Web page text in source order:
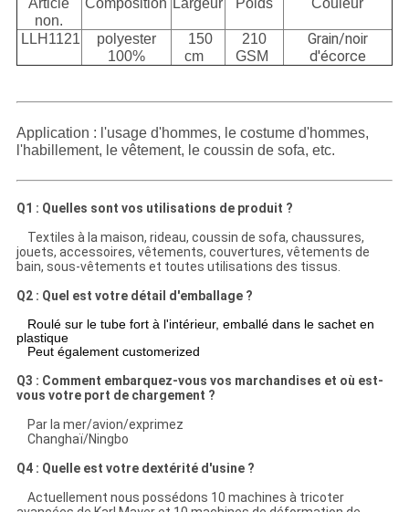
Article
non.
Composition Largeur Poids Couleur
LLH1121
polyester
100%
150
cm
210
GSM
Grain/noir
d'écorce
Application : l'usage d'hommes, le costume d'hommes,
l'habillement, le vêtement, le coussin de sofa, etc.
Q1 : Quelles sont vos utilisations de produit ?
Textiles à la maison, rideau, coussin de sofa, chaussures,
jouets, accessoires, vêtements, couvertures, vêtements de
bain, sous-vêtements et toutes utilisations des tissus.
Q2 : Quel est votre détail d'emballage ?
Roulé sur le tube fort à l'intérieur, emballé dans le sachet en
plastique
Peut également customerized
Q3 : Comment embarquez-vous vos marchandises et où est-
vous votre port de chargement ?
Par la mer/avion/exprimez
Changhaï/Ningbo
Q4 : Quelle est votre dextérité d'usine ?
Actuellement nous possédons 10 machines à tricoter